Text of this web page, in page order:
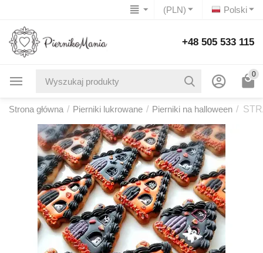
Polski
(PLN)
+48 505 533 115
0
Strona główna / Pierniki lukrowane / Pierniki na halloween /